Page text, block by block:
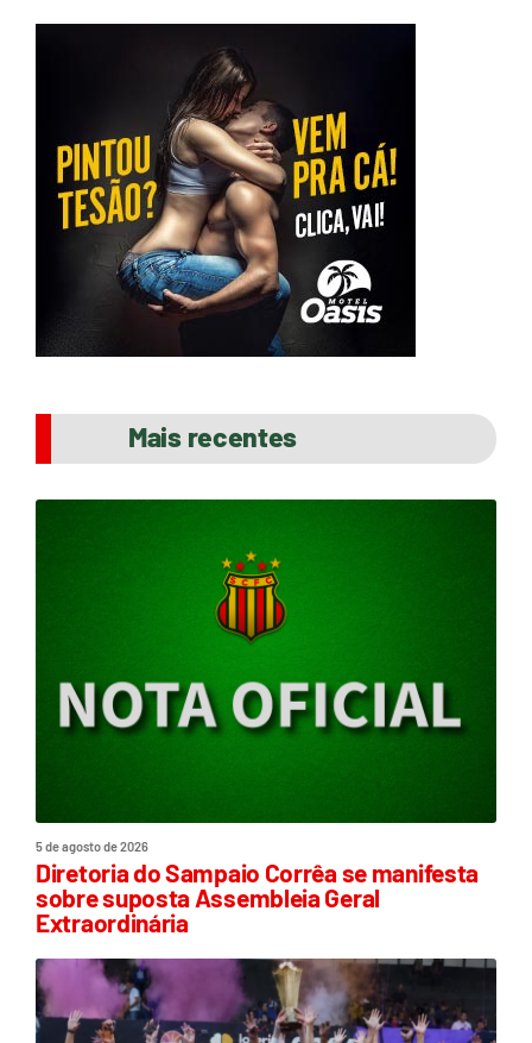
Mais recentes
5 de agosto de 2026
Diretoria do Sampaio Corrêa se manifesta
sobre suposta Assembleia Geral
Extraordinária